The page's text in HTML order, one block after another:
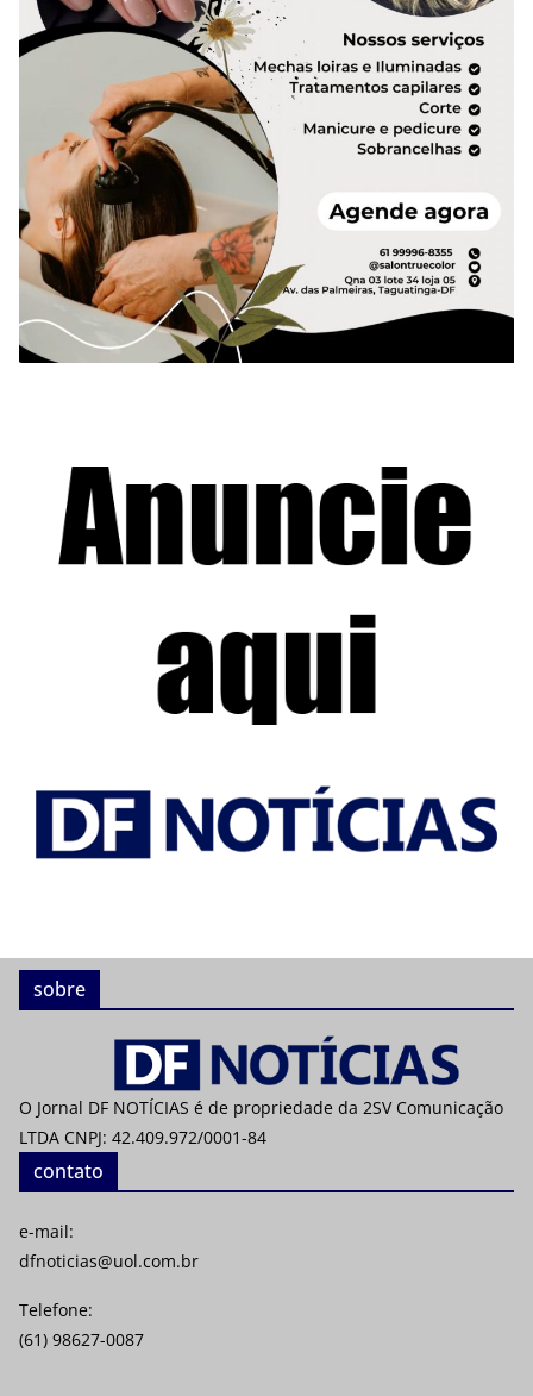
sobre
O Jornal DF NOTÍCIAS é de propriedade da 2SV Comunicação
LTDA CNPJ: 42.409.972/0001-84
contato
e-mail:
dfnoticias@uol.com.br
Telefone:
(61) 98627-0087